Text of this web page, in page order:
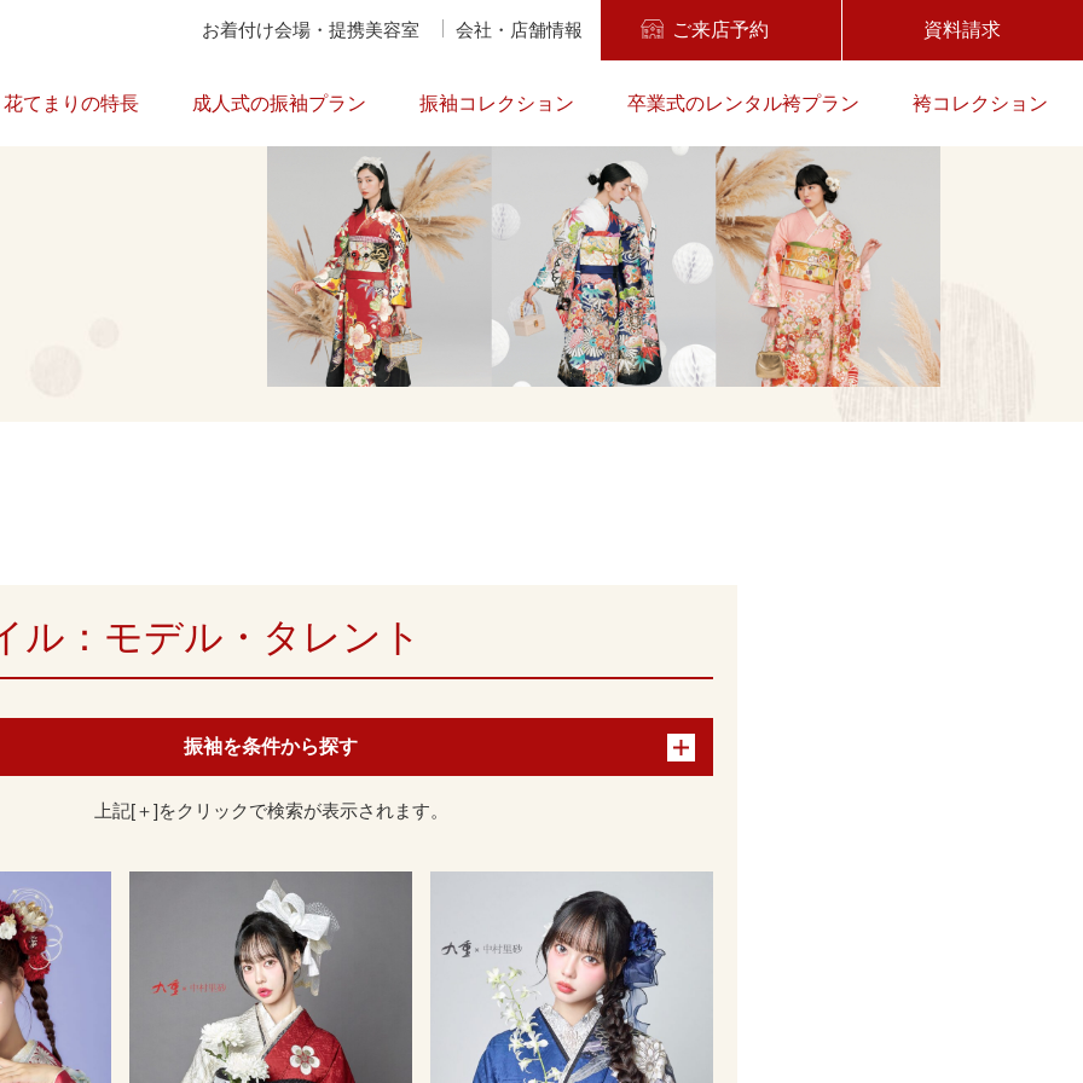
お着付け会場・提携美容室 会社・店舗情報 ご来店予約 資料請求
花てまりの特長 成人式の振袖プラン 振袖コレクション 卒業式のレンタル袴プラン 袴コレクション
ル：モデル・タレント
振袖を条件から探す
上記[＋]をクリックで検索が表示されます。